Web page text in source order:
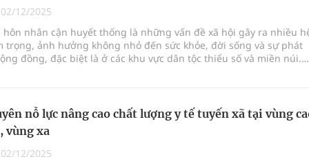
02/12/2025
hôn nhân cận huyết thống là những vấn đề xã hội gây ra nhiều
trọng, ảnh hưởng không nhỏ đến sức khỏe, đời sống và sự phát
đồng, đặc biệt là ở các khu vực dân tộc thiểu số và miền núi.
lùi tình trạng này.
nỗ lực nâng cao chất lượng y tế tuyến xã tại vùng
vùng xa
02/12/2025